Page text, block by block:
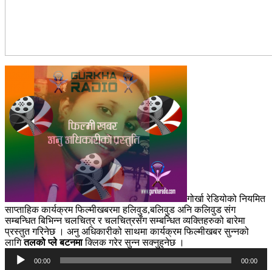
गोर्खा रेडियोको नियमित
साप्ताहिक कार्यक्रम फिल्मीखबरमा हलिवुड,बलिवुड अनि कलिवुड संग
सम्बन्धित बिभिन्न चलचित्र र चलचित्रसँग सम्बन्धित व्यक्तिहरुको बारेमा
प्रस्तुत गरिनेछ । अनु अधिकारीको साथमा कार्यक्रम फिल्मीखबर सुन्नको
लागितलको प्ले बटनमाक्लिक गरेर सुन्न सक्नुहुनेछ ।
Audio
Player
00:00 00:00